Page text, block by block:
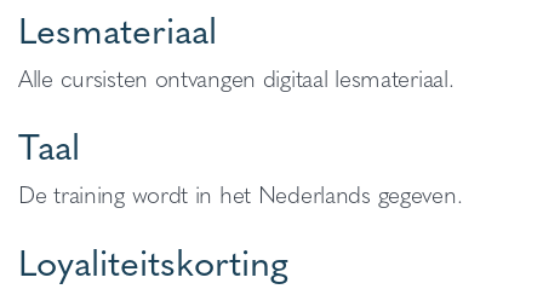
Lesmateriaal
Alle cursisten ontvangen digitaal lesmateriaal.
Taal
De training wordt in het Nederlands gegeven.
Loyaliteitskorting